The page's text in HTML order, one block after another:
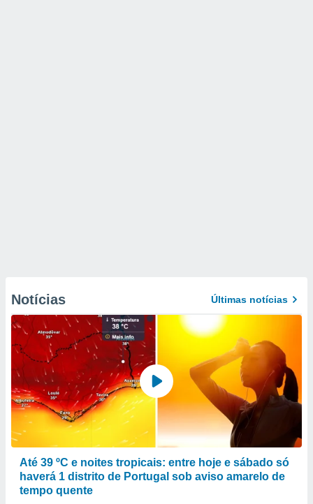
Notícias Últimas notícias
Até 39 ºC e noites tropicais: entre hoje e sábado só
haverá 1 distrito de Portugal sob aviso amarelo de
tempo quente